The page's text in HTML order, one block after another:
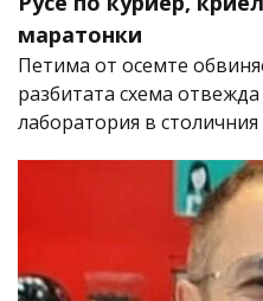
маратонки
Петима от осемте
разбитата схема
лаборатория в